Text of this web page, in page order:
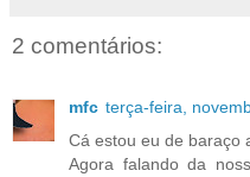
2 comentários:
mfc terça-feira,
Cá estou eu de baraço
Agora falando da